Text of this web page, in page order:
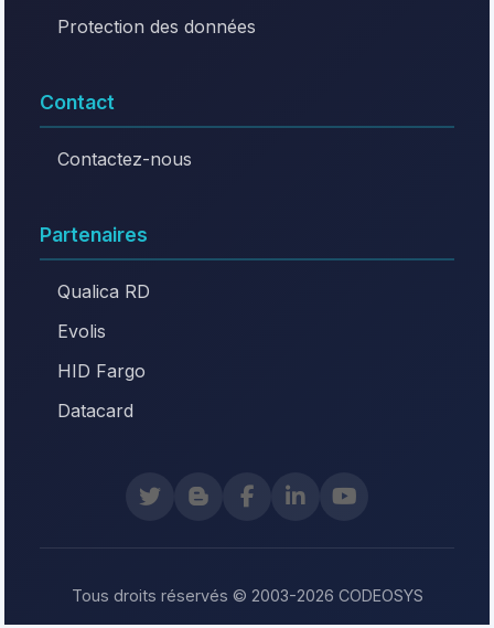
Protection des données
Contact
Contactez-nous
Partenaires
Qualica RD
Evolis
HID Fargo
Datacard
Tous droits réservés © 2003-2026 CODEOSYS